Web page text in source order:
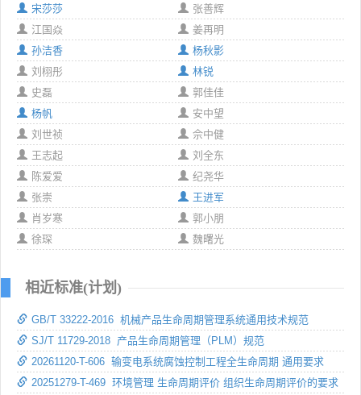
宋莎莎
张善辉
江国焱
姜再明
孙洁香
杨秋影
刘栩彤
林锐
史磊
郭佳佳
杨帆
安中望
刘世祯
佘中健
王志起
刘全东
陈爱爱
纪尧华
张崇
王进军
肖岁寒
郭小朋
徐琛
魏曙光
相近标准(计划)
GB/T 33222-2016 机械产品生命周期管理系统通用技术规范
SJ/T 11729-2018 产品生命周期管理（PLM）规范
20261120-T-606 输变电系统腐蚀控制工程全生命周期 通用要求
20251279-T-469 环境管理 生命周期评价 组织生命周期评价的要求